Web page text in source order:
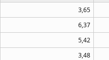
3,65
6,37
5,42
3,48